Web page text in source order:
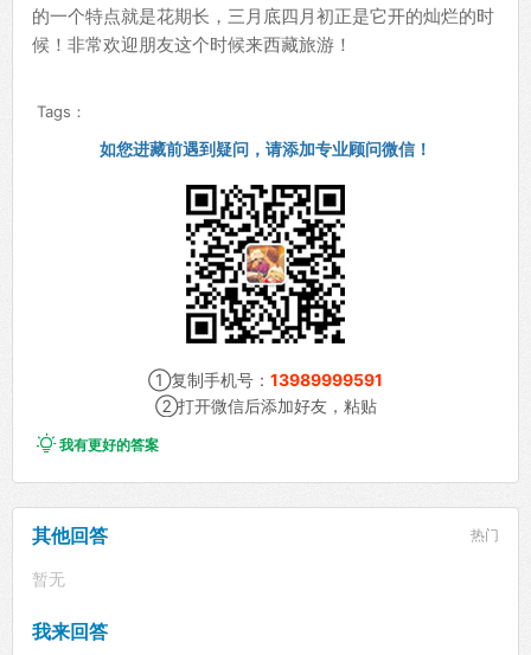
的一个特点就是花期长，三月底四月初正是它开的灿烂的时
候！非常欢迎朋友这个时候来西藏旅游！
Tags：
如您进藏前遇到疑问，请添加专业顾问微信！
①复制手机号： 13989999591
②打开微信后添加好友，粘贴
我有更好的答案
其他回答 热门
暂无
我来回答